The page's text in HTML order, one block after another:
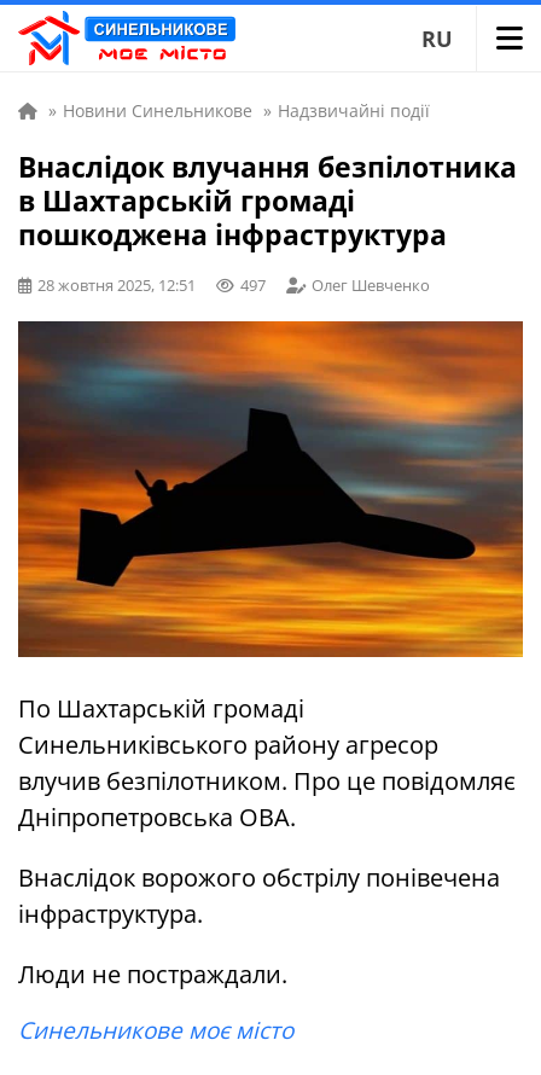
RU
» Новини Синельникове » Надзвичайні події
Внаслідок влучання безпілотника
в Шахтарській громаді
пошкоджена інфраструктура
28 жовтня 2025, 12:51 497 Олег Шевченко
По Шахтарській громаді
Синельниківського району агресор
влучив безпілотником. Про це повідомляє
Дніпропетровська ОВА.
Внаслідок ворожого обстрілу понівечена
інфраструктура.
Люди не постраждали.
Синельникове моє місто